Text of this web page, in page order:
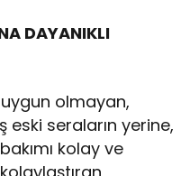
DAYANIKLI
olmayan,
eski seraların yerine,
kolay ve